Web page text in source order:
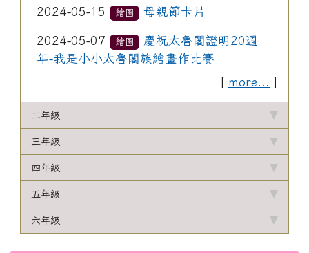
2024-05-15 繪圖 母親節卡片
2024-05-07 繪圖
慶祝太魯閣證明20週
年-我是小小太魯閣族繪畫作比賽
[ more... ]
二年級
三年級
四年級
五年級
六年級